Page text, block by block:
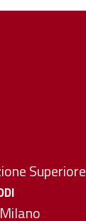
Superiore